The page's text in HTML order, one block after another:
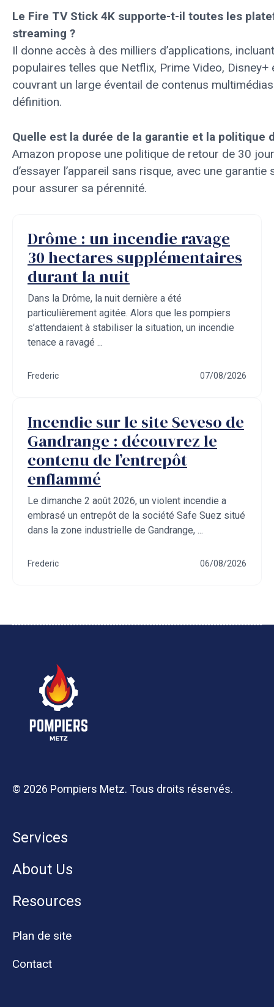
Le Fire TV Stick 4K supporte-t-il toutes les
streaming ?
Il donne accès à des milliers d’applications,
populaires telles que Netflix, Prime Video, Disney+
couvrant un large éventail de contenus
définition.
Quelle est la durée de la garantie et la politique
Amazon propose une politique de retour de 30
d’essayer l’appareil sans risque, avec une
pour assurer sa pérennité.
Drôme : un incendie ravage
30 hectares supplémentaires
durant la nuit
Dans la Drôme, la nuit dernière a été
particulièrement agitée. Alors que les pompiers
s’attendaient à stabiliser la situation, un incendie
tenace a ravagé ...
Frederic 07/08/2026
Incendie sur le site Seveso de
Gandrange : découvrez le
contenu de l’entrepôt
enflammé
Le dimanche 2 août 2026, un violent incendie a
embrasé un entrepôt de la société Safe Suez situé
dans la zone industrielle de Gandrange, ...
Frederic 06/08/2026
© 2026 Pompiers Metz. Tous droits réservés.
Services
About Us
Resources
Plan de site
Contact